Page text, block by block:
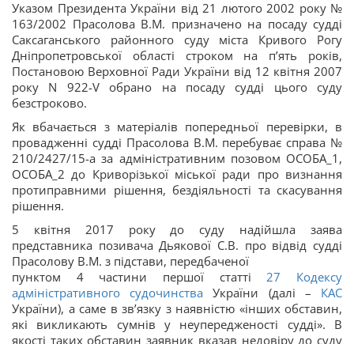
Указом Президента України від 21 лютого 2002 року №
163/2002 Прасолова В.М. призначено на посаду судді
Саксаганського районного суду міста Кривого Рогу
Дніпропетровської області строком на п’ять років,
Постановою Верховної Ради України від 12 квітня 2007
року N 922-V обрано на посаду судді цього суду
безстроково.
Як вбачається з матеріалів попередньої перевірки, в
провадженні судді Прасолова В.М. перебуває справа №
210/2427/15-а за адміністративним позовом ОСОБА_1,
ОСОБА_2 до Криворізької міської ради про визнання
протиправними рішення, бездіяльності та скасування
рішення.
5 квітня 2017 року до суду надійшла заява
представника позивача Дьякової С.В. про відвід судді
Прасолову В.М. з підстави, передбаченої
пунктом 4 частини першої статті 27 Кодексу
адміністративного судочинства України (далі – КАС
України), а саме в зв’язку з наявністю «інших обставин,
які викликають сумнів у неупередженості судді». В
якості таких обставин заявник вказав недовіру до суду